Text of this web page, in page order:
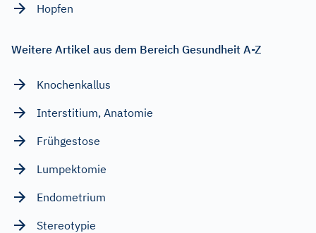
Hopfen
Weitere Artikel aus dem Bereich Gesundheit A-Z
Knochenkallus
Interstitium, Anatomie
Frühgestose
Lumpektomie
Endometrium
Stereotypie